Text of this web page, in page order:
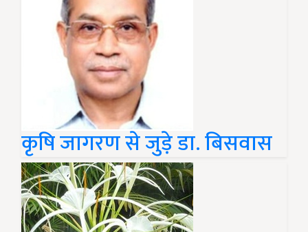
कृषि जागरण से जुड़े डा. बिसवास